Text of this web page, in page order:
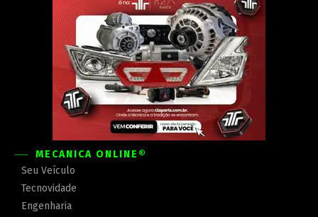
MECÂNICA ONLINE®
Seu Veículo
Tecnovidade
Engenharia